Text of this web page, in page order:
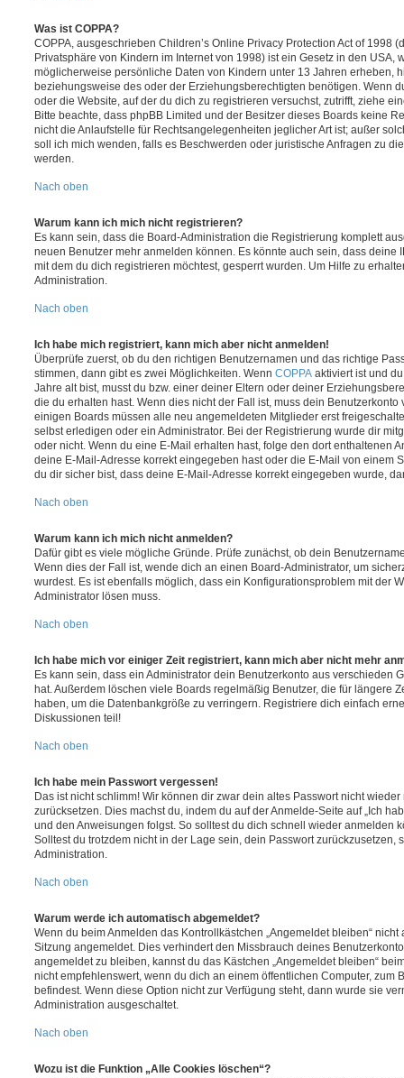
Was ist COPPA?
COPPA, ausgeschrieben Children’s Online Privacy Protection Act of 1998
Privatsphäre von Kindern im Internet von 1998) ist ein Gesetz in den USA,
möglicherweise persönliche Daten von Kindern unter 13 Jahren erheben,
beziehungsweise des oder der Erziehungsberechtigten benötigen. Wenn
oder die Website, auf der du dich zu registrieren versuchst, zutrifft, ziehe
Bitte beachte, dass phpBB Limited und der Besitzer dieses Boards keine
nicht die Anlaufstelle für Rechtsangelegenheiten jeglicher Art ist; außer
soll ich mich wenden, falls es Beschwerden oder juristische Anfragen zu
werden.
Nach oben
Warum kann ich mich nicht registrieren?
Es kann sein, dass die Board-Administration die Registrierung komplett
neuen Benutzer mehr anmelden können. Es könnte auch sein, dass deine
mit dem du dich registrieren möchtest, gesperrt wurden. Um Hilfe zu
Administration.
Nach oben
Ich habe mich registriert, kann mich aber nicht anmelden!
Überprüfe zuerst, ob du den richtigen Benutzernamen und das richtige
stimmen, dann gibt es zwei Möglichkeiten. Wenn COPPA aktiviert ist und
Jahre alt bist, musst du bzw. einer deiner Eltern oder deiner
die du erhalten hast. Wenn dies nicht der Fall ist, muss dein
einigen Boards müssen alle neu angemeldeten Mitglieder erst
selbst erledigen oder ein Administrator. Bei der Registrierung wurde dir
oder nicht. Wenn du eine E-Mail erhalten hast, folge den dort enthaltenen
deine E-Mail-Adresse korrekt eingegeben hast oder die E-Mail von einem
du dir sicher bist, dass deine E-Mail-Adresse korrekt eingegeben wurde,
Nach oben
Warum kann ich mich nicht anmelden?
Dafür gibt es viele mögliche Gründe. Prüfe zunächst, ob dein
Wenn dies der Fall ist, wende dich an einen Board-Administrator, um
wurdest. Es ist ebenfalls möglich, dass ein Konfigurationsproblem mit der
Administrator lösen muss.
Nach oben
Ich habe mich vor einiger Zeit registriert, kann mich aber nicht mehr
Es kann sein, dass ein Administrator dein Benutzerkonto aus verschieden
hat. Außerdem löschen viele Boards regelmäßig Benutzer, die für längere
haben, um die Datenbankgröße zu verringern. Registriere dich einfach
Diskussionen teil!
Nach oben
Ich habe mein Passwort vergessen!
Das ist nicht schlimm! Wir können dir zwar dein altes Passwort nicht
zurücksetzen. Dies machst du, indem du auf der Anmelde-Seite auf „Ich
und den Anweisungen folgst. So solltest du dich schnell wieder anmelden
Solltest du trotzdem nicht in der Lage sein, dein Passwort zurückzusetzen,
Administration.
Nach oben
Warum werde ich automatisch abgemeldet?
Wenn du beim Anmelden das Kontrollkästchen „Angemeldet bleiben“
Sitzung angemeldet. Dies verhindert den Missbrauch deines
angemeldet zu bleiben, kannst du das Kästchen „Angemeldet bleiben“
nicht empfehlenswert, wenn du dich an einem öffentlichen Computer, zum
befindest. Wenn diese Option nicht zur Verfügung steht, dann wurde sie
Administration ausgeschaltet.
Nach oben
Wozu ist die Funktion „Alle Cookies löschen“?